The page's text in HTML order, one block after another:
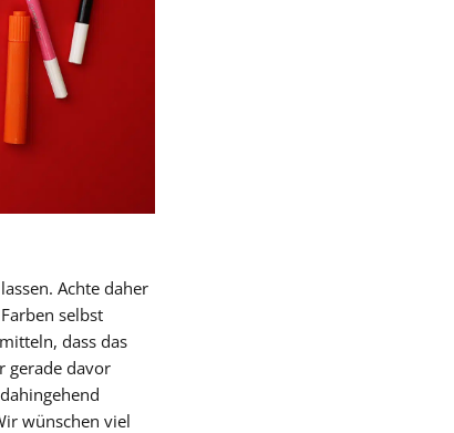
Achte daher
selbst
dass das
gerade davor
wünschen viel